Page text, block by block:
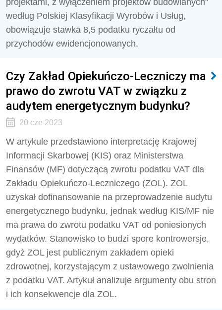
projektami, z wyłączeniem projektów budowlanych"
według Polskiej Klasyfikacji Wyrobów i Usług,
obowiązuje stawka 8,5 podatku ryczałtu od
przychodów ewidencjonowanych.
Czy Zakład Opiekuńczo-Leczniczy ma
prawo do zwrotu VAT w związku z
audytem energetycznym budynku?
20 cze 2023
W artykule przedstawiono interpretację Krajowej
Informacji Skarbowej (KIS) oraz Ministerstwa
Finansów (MF) dotyczącą zwrotu podatku VAT dla
Zakładu Opiekuńczo-Leczniczego (ZOL). ZOL
uzyskał dofinansowanie na przeprowadzenie audytu
energetycznego budynku, jednak według KIS/MF nie
ma prawa do zwrotu podatku VAT od poniesionych
wydatków. Stanowisko to budzi spore kontrowersje,
gdyż ZOL jest publicznym zakładem opieki
zdrowotnej, korzystającym z ustawowego zwolnienia
z podatku VAT. Artykuł analizuje argumenty obu stron
i ich konsekwencje dla ZOL.